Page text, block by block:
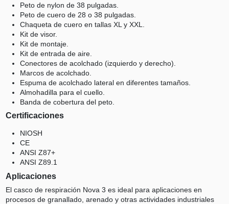
Peto de nylon de 38 pulgadas.
Peto de cuero de 28 o 38 pulgadas.
Chaqueta de cuero en tallas XL y XXL.
Kit de visor.
Kit de montaje.
Kit de entrada de aire.
Conectores de acolchado (izquierdo y derecho).
Marcos de acolchado.
Espuma de acolchado lateral en diferentes tamaños.
Almohadilla para el cuello.
Banda de cobertura del peto.
Certificaciones
NIOSH
CE
ANSI Z87+
ANSI Z89.1
Aplicaciones
El casco de respiración Nova 3 es ideal para aplicaciones en
procesos de granallado, arenado y otras actividades industriales